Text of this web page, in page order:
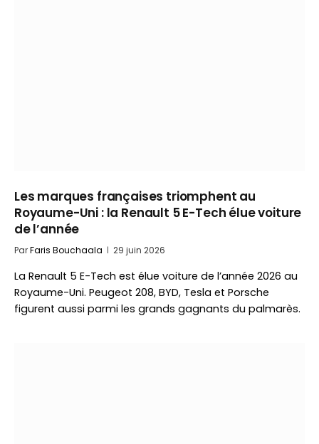
Les marques françaises triomphent au
Royaume-Uni : la Renault 5 E-Tech élue voiture
de l’année
ParFaris Bouchaala 29 juin 2026
La Renault 5 E-Tech est élue voiture de l’année 2026 au
Royaume-Uni. Peugeot 208, BYD, Tesla et Porsche
figurent aussi parmi les grands gagnants du palmarès.